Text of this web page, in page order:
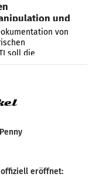
und
von
soll die
Manipulation und
offiziell eröffnet: